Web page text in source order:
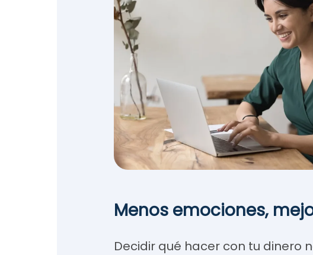
Menos emociones,
Decidir qué hacer con tu dinero